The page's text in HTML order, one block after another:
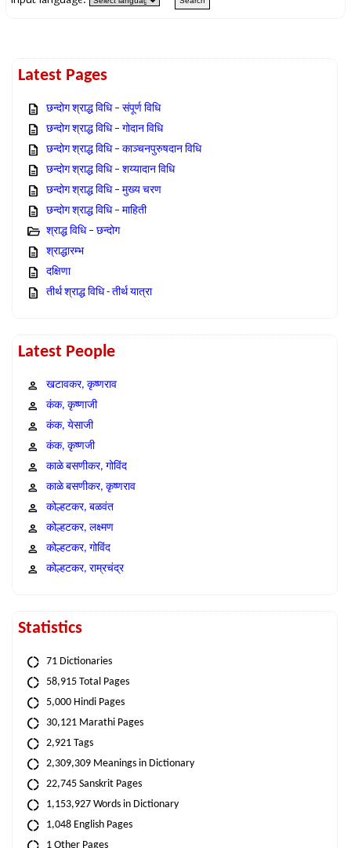
Latest Pages
छन्दोग श्राद्ध विधि – संपूर्ण विधि
छन्दोग श्राद्ध विधि – गोदान विधि
छन्दोग श्राद्ध विधि – काञ्चनपुरुषदान विधि
छन्दोग श्राद्ध विधि – शय्यादान विधि
छन्दोग श्राद्ध विधि – मुख्य चरण
छन्दोग श्राद्ध विधि – माहिती
श्राद्ध विधि – छन्दोग
श्राद्धारम्भ
दक्षिणा
तीर्थ श्राद्ध विधि - तीर्थ यात्रा
Latest People
खटावकर, कृष्णराव
कंक, कृष्णाजी
कंक, येसाजी
कंक, कृष्णजी
काळे बसणीकर, गोविंद
काळे बसणीकर, कृष्णराव
कोल्हटकर, बळवंत
कोल्हटकर, लक्ष्मण
कोल्हटकर, गोविंद
कोल्हटकर, राम्रचंद्र
Statistics
71 Dictionaries
58,915 Total Pages
5,000 Hindi Pages
30,121 Marathi Pages
2,921 Tags
2,309,309 Meanings in Dictionary
22,745 Sanskrit Pages
1,153,927 Words in Dictionary
1,048 English Pages
1 Other Pages